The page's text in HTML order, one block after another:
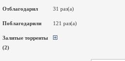
Отблагодарил 31 раз(а)
Поблагодарили 121 раз(а)
Залитые торренты
(2)